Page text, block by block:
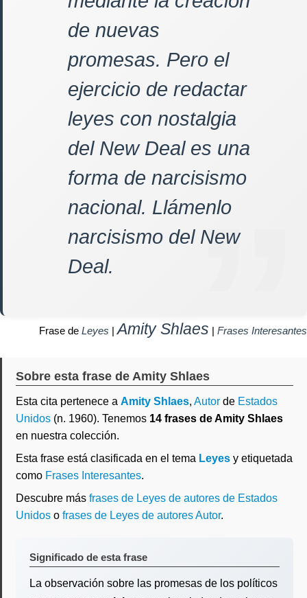
de nuevas
promesas. Pero el
ejercicio de redactar
leyes con nostalgia
del New Deal es una
forma de narcisismo
nacional. Llámenlo
narcisismo del New
Deal.
Frase de Leyes |Amity Shlaes | Frases Interesantes
Sobre esta frase de Amity Shlaes
Esta cita pertenece a Amity Shlaes, Autor de Estados
Unidos (n. 1960). Tenemos 14 frases de Amity Shlaes
en nuestra colección.
Esta frase está clasificada en el tema Leyes y etiquetada
como Frases Interesantes.
Descubre más frases de Leyes de autores de Estados
Unidos o frases de Leyes de autores Autor.
Significado de esta frase
La observación sobre las promesas de los políticos